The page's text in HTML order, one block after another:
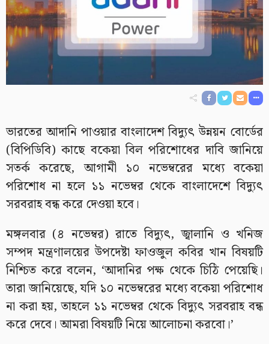
ভারতের আদানি পাওয়ার বাংলাদেশ বিদ্যুৎ উন্নয়ন বোর্ডের
(বিপিডিবি) কাছে বকেয়া বিল পরিশোধের দাবি জানিয়ে
সতর্ক করেছে, আগামী ১০ নভেম্বরের মধ্যে বকেয়া
পরিশোধ না হলে ১১ নভেম্বর থেকে বাংলাদেশে বিদ্যুৎ
সরবরাহ বন্ধ করে দেওয়া হবে।
মঙ্গলবার (৪ নভেম্বর) রাতে বিদ্যুৎ, জ্বালানি ও খনিজ
সম্পদ মন্ত্রণালয়ের উপদেষ্টা ফাওজুল কবির খান বিষয়টি
নিশ্চিত করে বলেন, ‘আদানির পক্ষ থেকে চিঠি পেয়েছি।
তারা জানিয়েছে, যদি ১০ নভেম্বরের মধ্যে বকেয়া পরিশোধ
না করা হয়, তাহলে ১১ নভেম্বর থেকে বিদ্যুৎ সরবরাহ বন্ধ
করে দেবে। আমরা বিষয়টি নিয়ে আলোচনা করবো।’